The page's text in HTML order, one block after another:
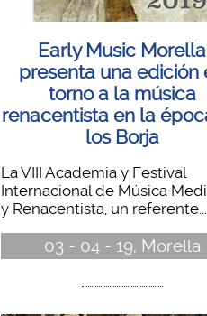
Early Music Morella
presenta una edición
torno a la música
renacentista en la
los Borja
La VIII Academia y Festival
Internacional de Música
y Renacentista, un referente...
03 - 04 - 19, Morella